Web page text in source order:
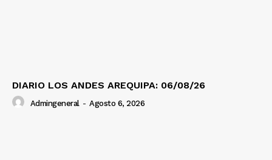
Contacto
Prensa
DIARIO LOS ANDES AREQUIPA: 06/08/26
Admingeneral - Agosto 6, 2026